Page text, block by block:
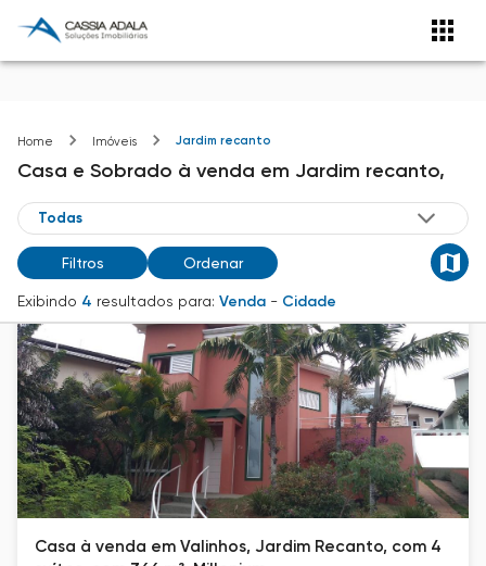
Home Imóveis Jardim recanto
Casa e Sobrado à venda em Jardim recanto,
Filtros Ordenar
Exibindo 4 resultados para: Venda - Cidade
Casa à venda em Valinhos, Jardim Recanto, com 4